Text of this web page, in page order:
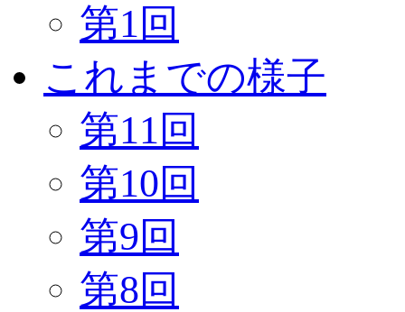
第1回
これまでの様子
第11回
第10回
第9回
第8回